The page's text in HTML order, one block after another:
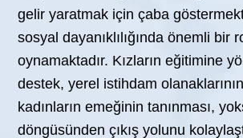
gelir yaratmak için çaba
sosyal dayanıklılığında önemli bir
oynamaktadır. Kızların eğitimine
destek, yerel istihdam
kadınların emeğinin tanınması,
döngüsünden çıkış yolunu